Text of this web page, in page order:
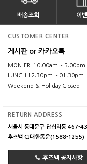
배송조회 이
CUSTOMER CENTER
게시판 or 카카오톡
MON-FRI 10:00am ~ 5:00pm
LUNCH 12:30pm ~ 01:30pm
Weekend & Holiday Closed
RETURN ADDRESS
서울시 동대문구 답십리동 467-
후즈백 CJ대한통운(1588-1255)
후즈백 공지사항